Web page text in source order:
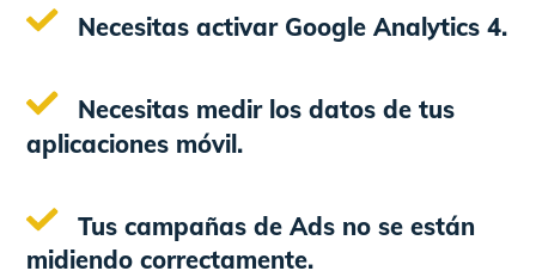
Necesitas activar Google Analytics 4.
Necesitas medir los datos de tus
aplicaciones móvil.
Tus campañas de Ads no se están
midiendo correctamente.